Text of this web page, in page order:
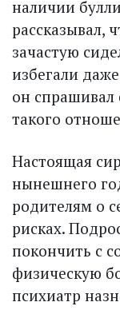
наличии
рассказывал,
зачастую
избегали
он спрашивал
такого
Настоящая
нынешнего
родителям о
рисках.
покончить с
физическую
психиатр